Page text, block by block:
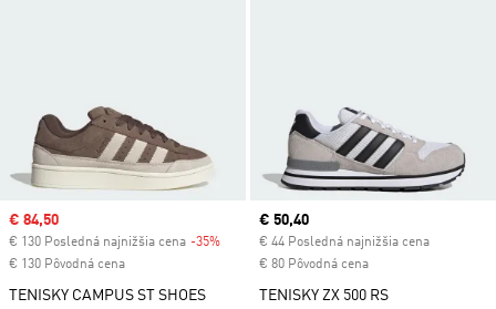
Sale price
€ 84,50
€ 130 Posledná najnižšia cena -35% Discount
€ 130 Pôvodná cena
TENISKY CAMPUS ST SHOES
Current price
€ 50,40
€ 44 Posledná najnižšia cena
€ 80 Pôvodná cena
TENISKY ZX 500 RS